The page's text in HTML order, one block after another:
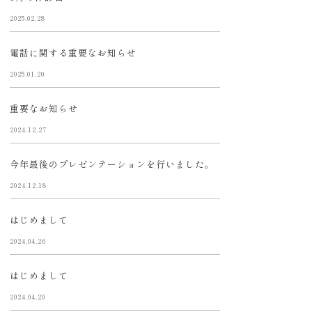
2025.02.28
電話に関する重要なお知らせ
2025.01.20
重要なお知らせ
2024.12.27
今年最後のプレゼンテーションを行いました。
2024.12.18
はじめまして
2024.04.26
はじめまして
2024.04.20